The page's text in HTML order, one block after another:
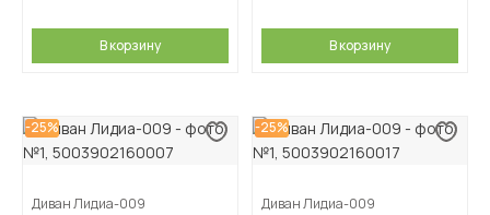
В корзину В корзину
-25%
Диван Лидиа-009
-25%
Диван Лидиа-009